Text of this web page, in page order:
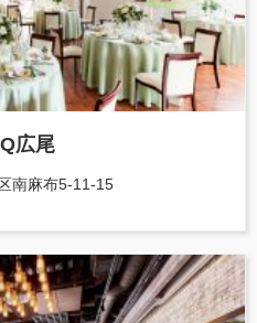
広尾
南麻布5-11-15